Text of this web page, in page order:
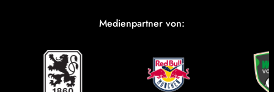
Medienpartner von: